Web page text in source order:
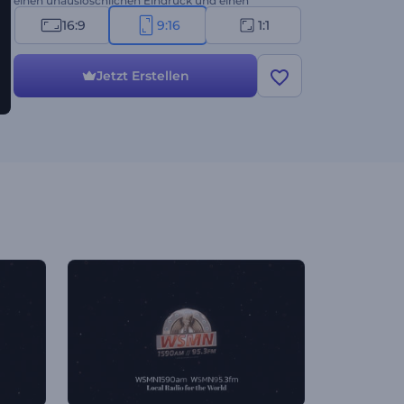
bleibenden Eindruck hinterlassen wollen. Laden Sie
Ihr Logo hoch, geben Sie Ihren Slogan ein, fügen Sie
eine Hintergrundmusik hinzu, oder laden Sie Ihre
Sprachaufnahme hoch, um in wenigen Minuten
eine einzigartige Animation zu erstellen. Jetzt
16:9 9:16 1:1
Jetzt Erstellen